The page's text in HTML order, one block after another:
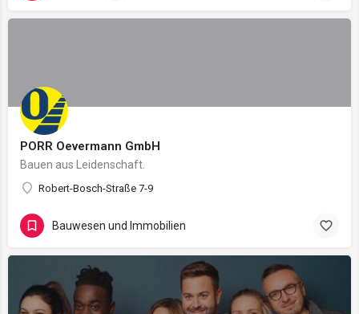
PORR Oevermann GmbH
Bauen aus Leidenschaft.
Robert-Bosch-Straße 7-9
Bauwesen und Immobilien